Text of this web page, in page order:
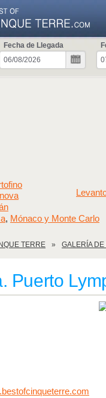
Fecha de Llegada
, Mónaco y Monte Carlo
TERRE GALERÍA DE
Puerto